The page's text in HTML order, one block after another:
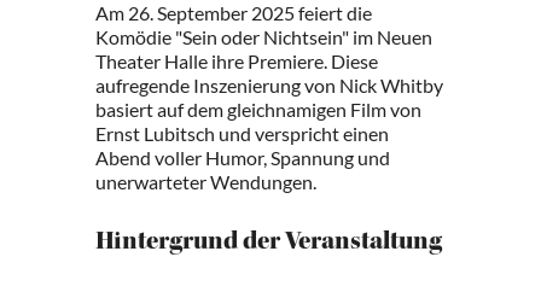
Am 26. September 2025 feiert die
Komödie "Sein oder Nichtsein" im Neuen
Theater Halle ihre Premiere. Diese
aufregende Inszenierung von Nick Whitby
basiert auf dem gleichnamigen Film von
Ernst Lubitsch und verspricht einen
Abend voller Humor, Spannung und
unerwarteter Wendungen.
Hintergrund der Veranstaltung